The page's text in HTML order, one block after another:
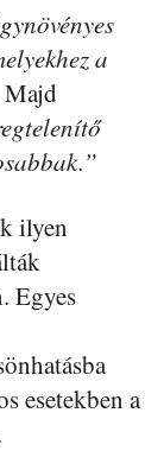
a
ilyen
Egyes
esetekben a